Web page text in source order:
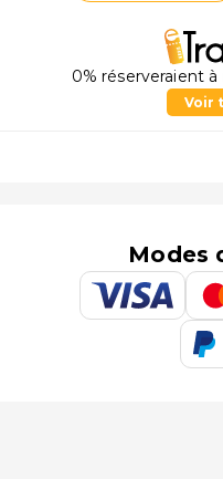
0% réserveraient
Voir
Modes